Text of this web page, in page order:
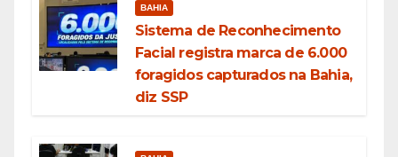
BAHIA
Sistema de Reconhecimento
Facial registra marca de 6.000
foragidos capturados na Bahia,
diz SSP